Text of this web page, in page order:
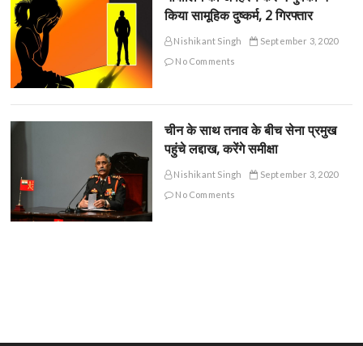
किया सामूहिक दुष्कर्म, 2 गिरफ्तार
Nishikant Singh
September 3, 2020
No Comments
चीन के साथ तनाव के बीच सेना प्रमुख
पहुंचे लद्दाख, करेंगे समीक्षा
Nishikant Singh
September 3, 2020
No Comments